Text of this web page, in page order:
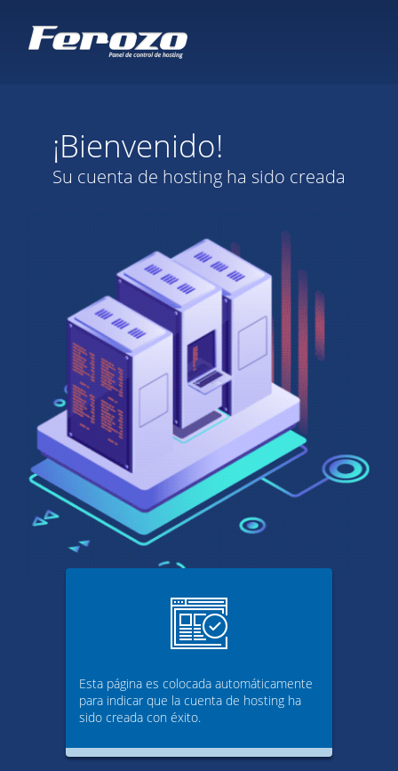
¡Bienvenido!
Su cuenta de hosting ha sido creada
Esta página es colocada automáticamente
para indicar que la cuenta de hosting ha
sido creada con éxito.